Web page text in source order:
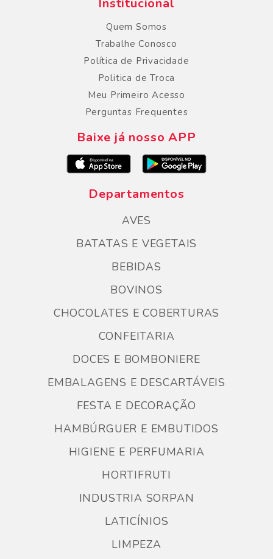
Quem Somos
Trabalhe Conosco
Política de Privacidade
Politica de Troca
Meu Primeiro Acesso
Perguntas Frequentes
Baixe já nosso APP
Departamentos
AVES
BATATAS E VEGETAIS
BEBIDAS
BOVINOS
CHOCOLATES E COBERTURAS
CONFEITARIA
DOCES E BOMBONIERE
EMBALAGENS E DESCARTÁVEIS
FESTA E DECORAÇÃO
HAMBÚRGUER E EMBUTIDOS
HIGIENE E PERFUMARIA
HORTIFRUTI
INDUSTRIA SORPAN
LATICÍNIOS
LIMPEZA